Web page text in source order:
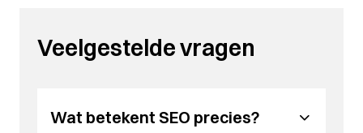
Veelgestelde vragen
Wat betekent SEO precies?